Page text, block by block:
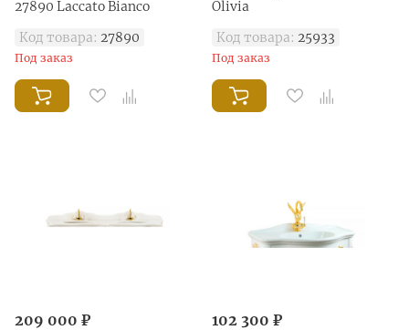
27890 Laccato Bianco
Код товара: 27890
Под заказ
Olivia
Код товара: 25933
Под заказ
209 000 ₽ 102 300 ₽